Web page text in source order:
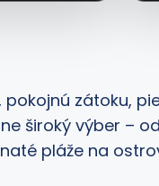
pokojnú zátoku,
široký výber –
pláže na